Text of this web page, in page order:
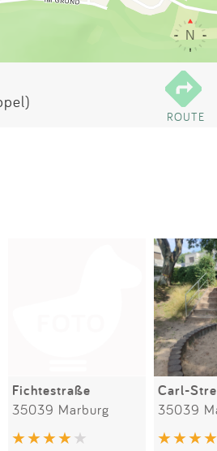
ROUTE
Fichtestraße
35039 Marburg
Carl-
35039